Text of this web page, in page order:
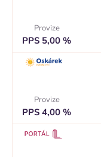
Provize
PPS 5,00 %
Provize
PPS 4,00 %